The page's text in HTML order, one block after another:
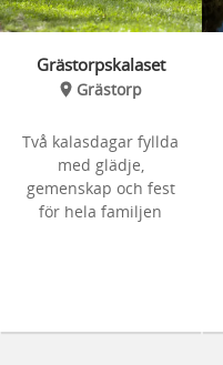
Grästorpskalaset
Grästorp
Två kalasdagar fyllda
med glädje,
gemenskap och fest
för hela familjen